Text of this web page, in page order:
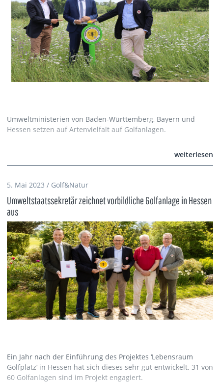
Umweltministerien von Baden-Württemberg, Bayern und
Hessen setzen auf Artenvielfalt auf Golfanlagen.
weiterlesen
5. Mai 2023 / Golf&Natur
Umweltstaatssekretär zeichnet vorbildliche Golfanlage in Hessen
aus
Ein Jahr nach der Einführung des Projektes ‘Lebensraum
Golfplatz‘ in Hessen hat sich dieses sehr gut entwickelt. 31 von
60 Golfanlagen sind im Projekt engagiert.